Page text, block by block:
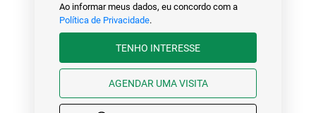
Ao informar meus dados, eu concordo com a
Política de Privacidade.
TENHO INTERESSE
AGENDAR UMA VISITA